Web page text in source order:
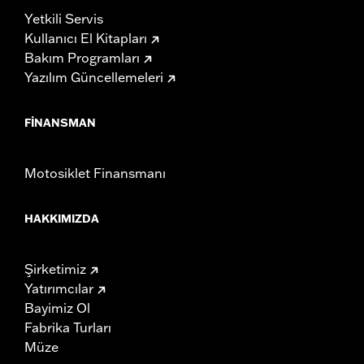
Yetkili Servis
Kullanıcı El Kitapları
Bakım Programları
Yazılım Güncellemeleri
FINANSMAN
Motosiklet Finansmanı
HAKKIMIZDA
Şirketimiz
Yatırımcılar
Bayimiz Ol
Fabrika Turları
Müze